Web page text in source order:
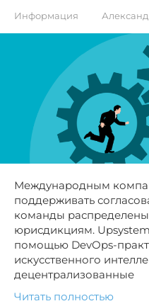
Информация
Международным
поддерживать
команды
юрисдикциям.
помощью DevOps-
искусственного
децентрализованные
Читать полностью